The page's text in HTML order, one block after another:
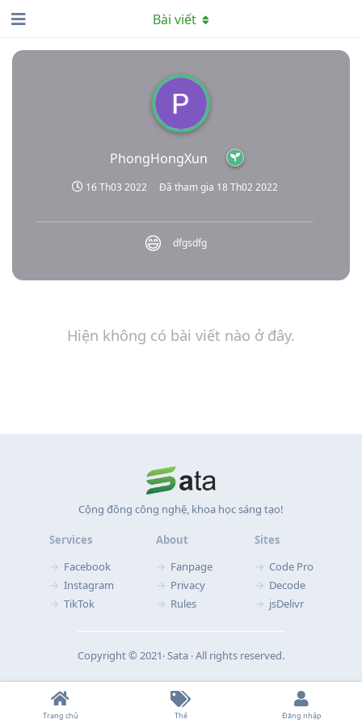
PhongHongXun
16 Th03 2022 Đã tham gia 18 Th02 2022
😄 dfgsdfg
Bài viết
Hiện không có bài viết nào ở đây.
Cộng đồng công nghệ, khoa học sáng tạo!
Services
Facebook
Instagram
TikTok
About
Fanpage
Privacy
Rules
Sites
Code Pro
Decode
jsDelivr
Copyright © 2021‧ Sata ‧ All rights reserved.
Trang chủ Thẻ Đăng nhập